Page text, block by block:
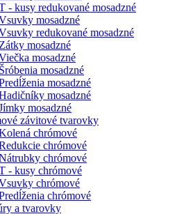
- kusy redukované mosadzné
mosadzné
redukované mosadzné
Zátky mosadzné
mosadzné
Šróbenia mosadzné
mosadzné
mosadzné
mosadzné
závitové tvarovky
chrómové
chrómové
chrómové
- kusy chrómové
chrómové
chrómové
a tvarovky